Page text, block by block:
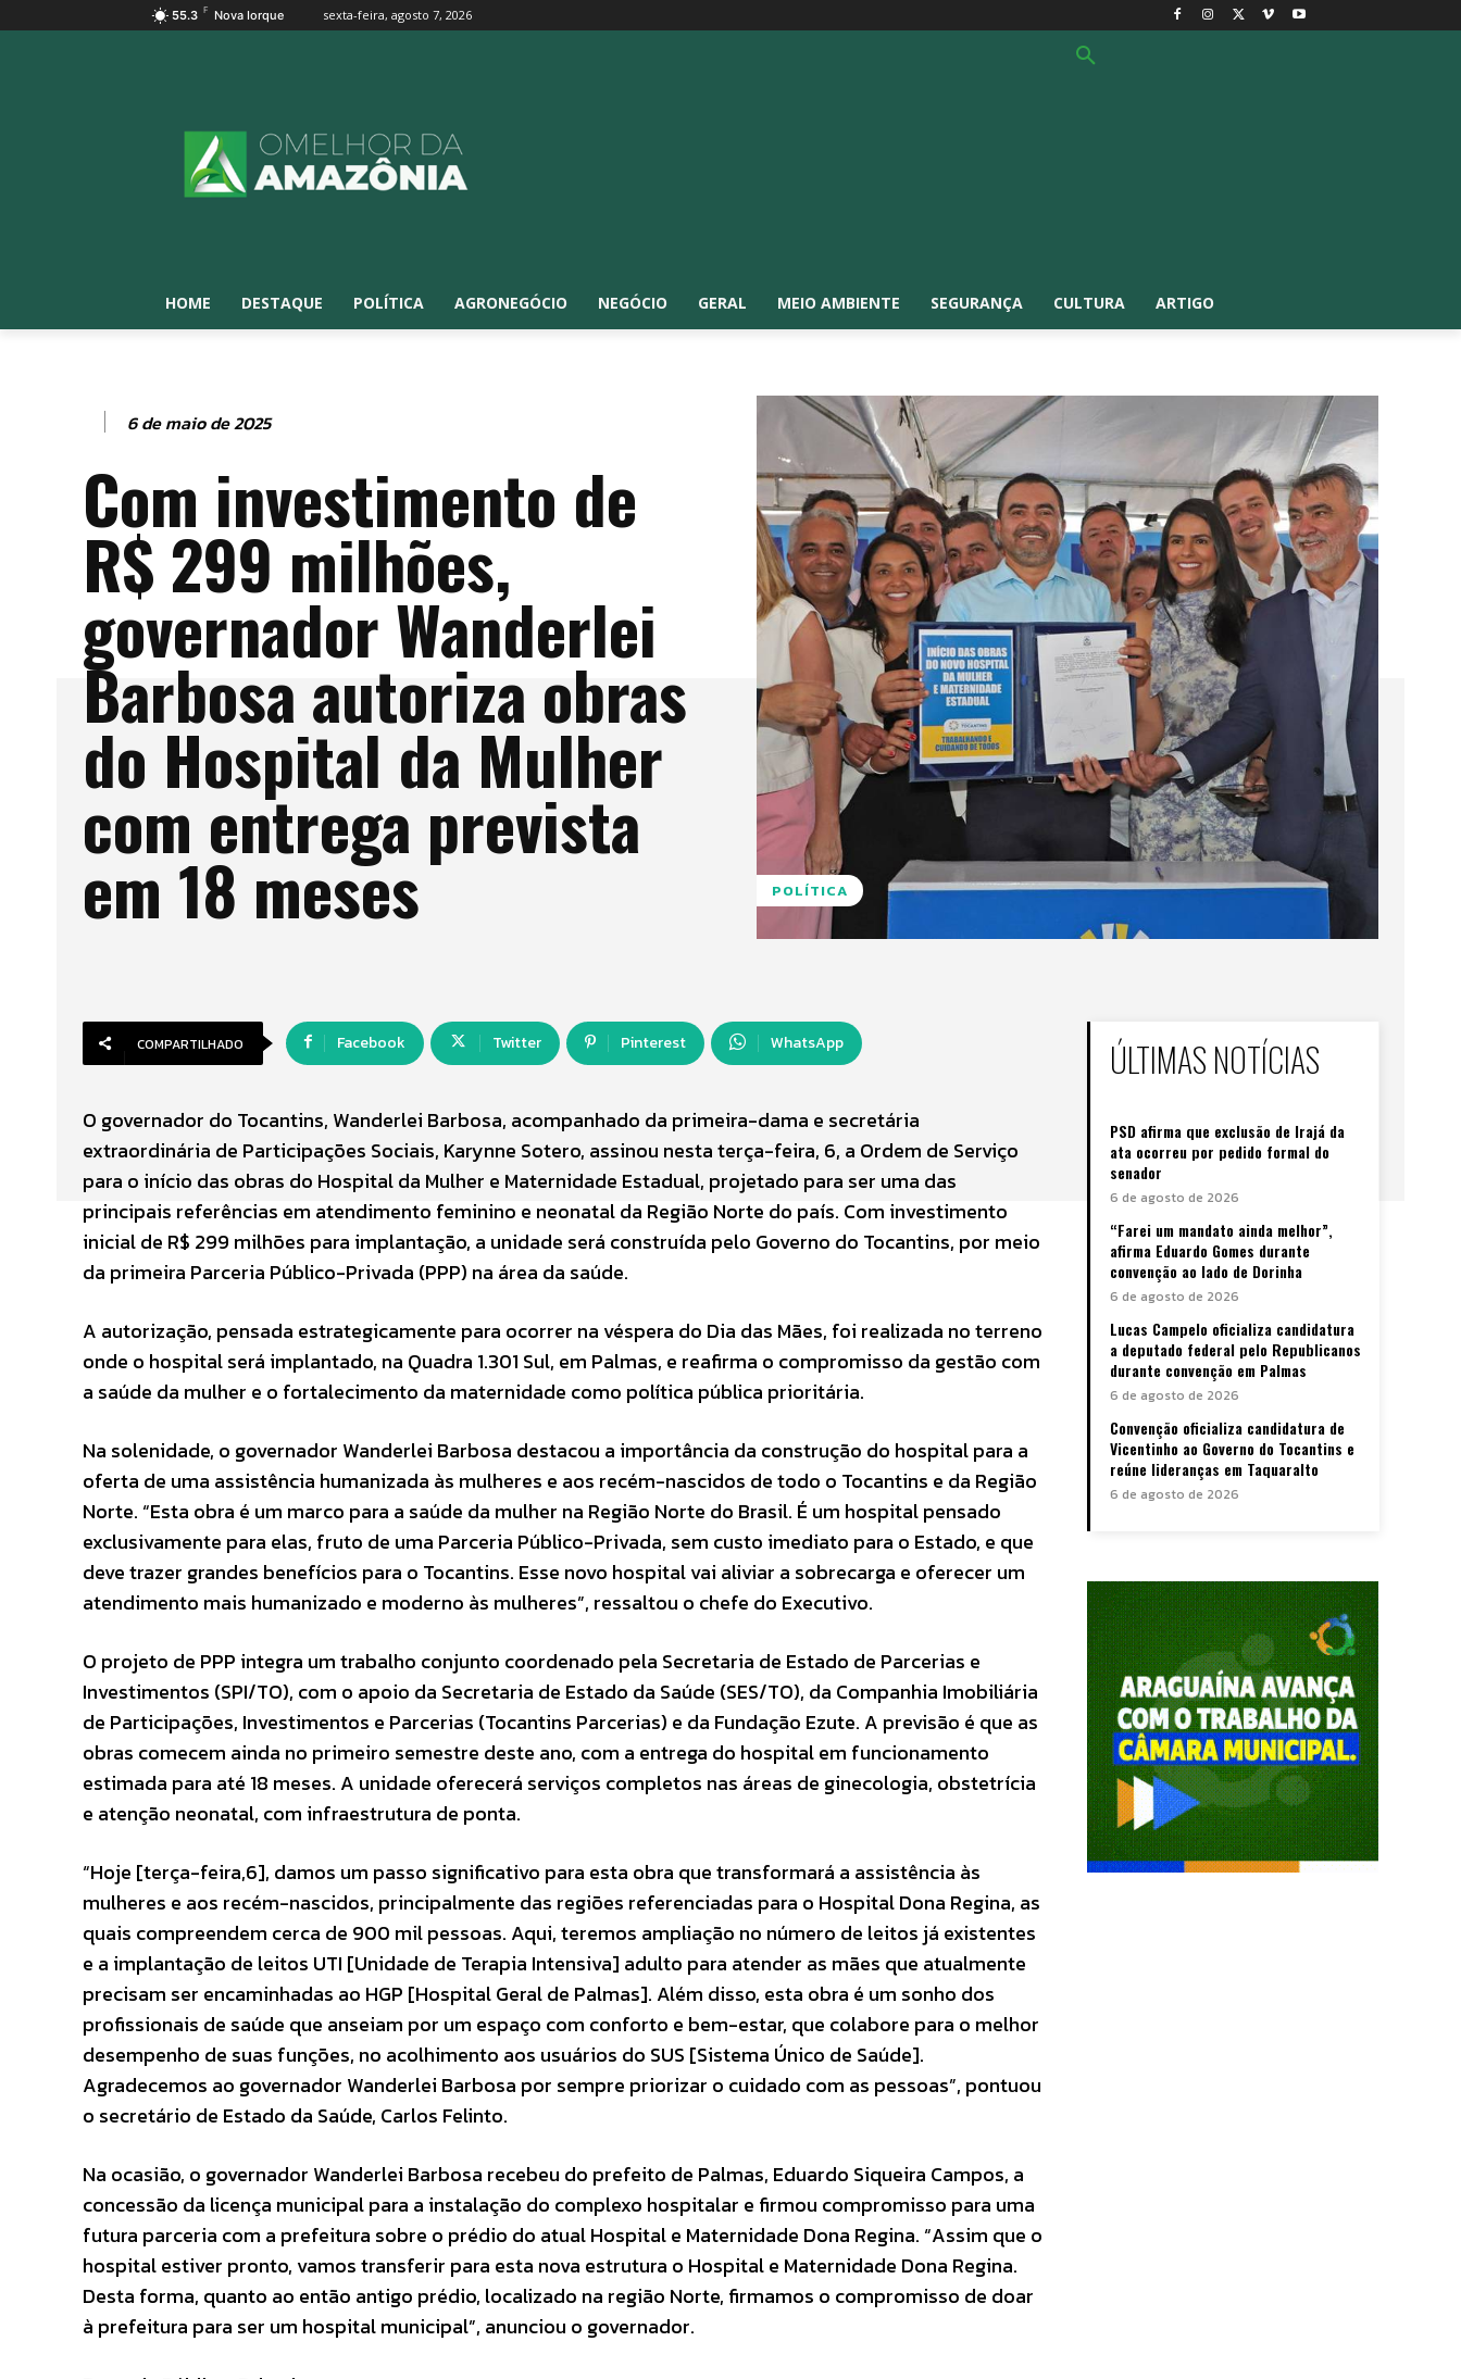
55.3 F Nova Iorque sexta-feira, agosto 7, 2026
HOME DESTAQUE POLÍTICA AGRONEGÓCIO NEGÓCIO GERAL MEIO AMBIENTE SEGURANÇA CULTURA ARTIGO
6 de maio de 2025
Com investimento de
R$ 299 milhões,
governador Wanderlei
Barbosa autoriza obras
do Hospital da Mulher
com entrega prevista
em 18 meses POLÍTICA
COMPARTILHADO Facebook Twitter Pinterest WhatsApp
O governador do Tocantins, Wanderlei Barbosa, acompanhado da primeira-dama e secretária
extraordinária de Participações Sociais, Karynne Sotero, assinou nesta terça-feira, 6, a Ordem de Serviço
para o início das obras do Hospital da Mulher e Maternidade Estadual, projetado para ser uma das
principais referências em atendimento feminino e neonatal da Região Norte do país. Com investimento
inicial de R$ 299 milhões para implantação, a unidade será construída pelo Governo do Tocantins, por meio
da primeira Parceria Público-Privada (PPP) na área da saúde.
A autorização, pensada estrategicamente para ocorrer na véspera do Dia das Mães, foi realizada no terreno
onde o hospital será implantado, na Quadra 1.301 Sul, em Palmas, e reafirma o compromisso da gestão com
a saúde da mulher e o fortalecimento da maternidade como política pública prioritária.
Na solenidade, o governador Wanderlei Barbosa destacou a importância da construção do hospital para a
oferta de uma assistência humanizada às mulheres e aos recém-nascidos de todo o Tocantins e da Região
Norte. “Esta obra é um marco para a saúde da mulher na Região Norte do Brasil. É um hospital pensado
exclusivamente para elas, fruto de uma Parceria Público-Privada, sem custo imediato para o Estado, e que
deve trazer grandes benefícios para o Tocantins. Esse novo hospital vai aliviar a sobrecarga e oferecer um
atendimento mais humanizado e moderno às mulheres”, ressaltou o chefe do Executivo.
O projeto de PPP integra um trabalho conjunto coordenado pela Secretaria de Estado de Parcerias e
Investimentos (SPI/TO), com o apoio da Secretaria de Estado da Saúde (SES/TO), da Companhia Imobiliária
de Participações, Investimentos e Parcerias (Tocantins Parcerias) e da Fundação Ezute. A previsão é que as
obras comecem ainda no primeiro semestre deste ano, com a entrega do hospital em funcionamento
estimada para até 18 meses. A unidade oferecerá serviços completos nas áreas de ginecologia, obstetrícia
e atenção neonatal, com infraestrutura de ponta.
“Hoje [terça-feira,6], damos um passo significativo para esta obra que transformará a assistência às
mulheres e aos recém-nascidos, principalmente das regiões referenciadas para o Hospital Dona Regina, as
quais compreendem cerca de 900 mil pessoas. Aqui, teremos ampliação no número de leitos já existentes
e a implantação de leitos UTI [Unidade de Terapia Intensiva] adulto para atender as mães que atualmente
precisam ser encaminhadas ao HGP [Hospital Geral de Palmas]. Além disso, esta obra é um sonho dos
profissionais de saúde que anseiam por um espaço com conforto e bem-estar, que colabore para o melhor
desempenho de suas funções, no acolhimento aos usuários do SUS [Sistema Único de Saúde].
Agradecemos ao governador Wanderlei Barbosa por sempre priorizar o cuidado com as pessoas”, pontuou
o secretário de Estado da Saúde, Carlos Felinto.
Na ocasião, o governador Wanderlei Barbosa recebeu do prefeito de Palmas, Eduardo Siqueira Campos, a
concessão da licença municipal para a instalação do complexo hospitalar e firmou compromisso para uma
futura parceria com a prefeitura sobre o prédio do atual Hospital e Maternidade Dona Regina. “Assim que o
hospital estiver pronto, vamos transferir para esta nova estrutura o Hospital e Maternidade Dona Regina.
Desta forma, quanto ao então antigo prédio, localizado na região Norte, firmamos o compromisso de doar
à prefeitura para ser um hospital municipal”, anunciou o governador.
ÚLTIMAS NOTÍCIAS
PSD afirma que exclusão de Irajá da
ata ocorreu por pedido formal do
senador
6 de agosto de 2026
“Farei um mandato ainda melhor”,
afirma Eduardo Gomes durante
convenção ao lado de Dorinha
6 de agosto de 2026
Lucas Campelo oficializa candidatura
a deputado federal pelo Republicanos
durante convenção em Palmas
6 de agosto de 2026
Convenção oficializa candidatura de
Vicentinho ao Governo do Tocantins e
reúne lideranças em Taquaralto
6 de agosto de 2026